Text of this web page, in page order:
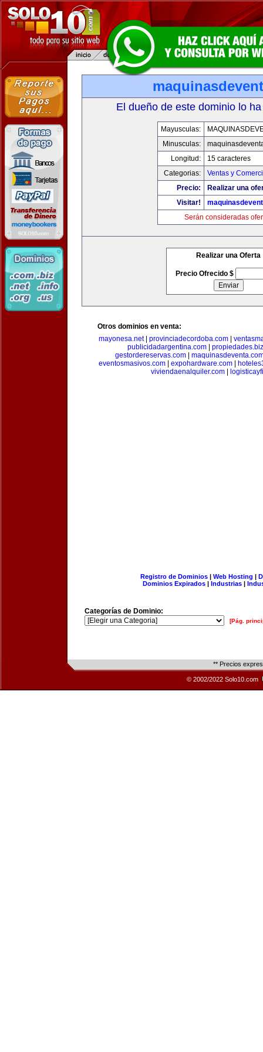
El dueño de este dominio lo
Mayusculas:
Minusculas:
Longitud:
15 caracteres
Categorias:
Ventas y
Precio:
Realizar una
Visitar!
Serán consideradas
Realizar una Oferta
Precio Ofrecido $
Otros dominios en venta:
mayonesa.net| provinciadecordoba.com
publicidadargentina.com| propiedades.biz
gestordereservas.com|
eventosmasivos.com
expohardware.com
viviendaenalquiler.com
Registro de Dominios| Web Hosting |
Dominios Expirados | Industrias |
Categorías de Dominio:
[Pág.
** Precios
© 2002/2022 Solo10.com